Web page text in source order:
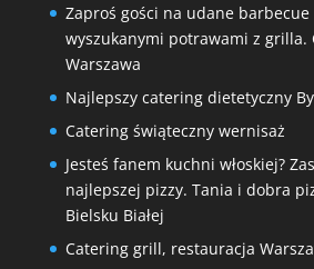
Zaproś gości na udane barbecue
wyszukanymi potrawami z grilla.
Warszawa
Najlepszy catering dietetyczny
Catering świąteczny wernisaż
Jesteś fanem kuchni włoskiej?
najlepszej pizzy. Tania i dobra
Bielsku Białej
Catering grill, restauracja